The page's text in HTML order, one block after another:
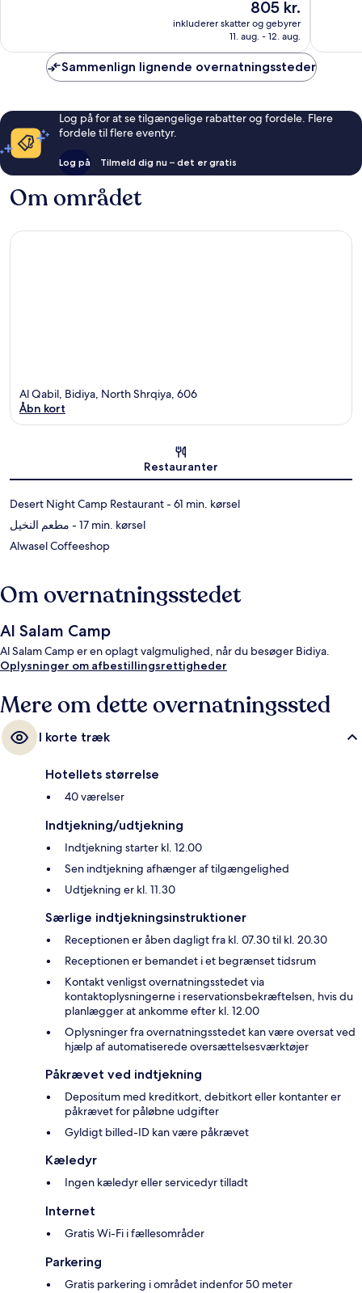
anmeldelser
Prisen
805 kr.
805 kr.
inkluderer skatter og gebyrer
11. aug. - 12. aug.
Sammenlign lignende overnatningssteder
Log på for at se tilgængelige rabatter og fordele. Flere
fordele til flere eventyr.
Log på Tilmeld dig nu – det er gratis
Om området
Kort
Al Qabil, Bidiya, North Shrqiya, 606
Åbn kort
Restauranter
‪Desert Night Camp Restaurant - ‬61 min. kørsel
‪مطعم النخيل - ‬17 min. kørsel
Alwasel Coffeeshop
Om overnatningsstedet
Al Salam Camp
Al Salam Camp er en oplagt valgmulighed, når du besøger Bidiya.
Oplysninger om afbestillingsrettigheder
Mere om dette overnatningssted
I korte træk
Hotellets størrelse
40 værelser
Indtjekning/udtjekning
Indtjekning starter kl. 12.00
Sen indtjekning afhænger af tilgængelighed
Udtjekning er kl. 11.30
Særlige indtjekningsinstruktioner
Receptionen er åben dagligt fra kl. 07.30 til kl. 20.30
Receptionen er bemandet i et begrænset tidsrum
Kontakt venligst overnatningsstedet via
kontaktoplysningerne i reservationsbekræftelsen, hvis du
planlægger at ankomme efter kl. 12.00
Oplysninger fra overnatningsstedet kan være oversat ved
hjælp af automatiserede oversættelsesværktøjer
Påkrævet ved indtjekning
Depositum med kreditkort, debitkort eller kontanter er
påkrævet for påløbne udgifter
Gyldigt billed-ID kan være påkrævet
Kæledyr
Ingen kæledyr eller servicedyr tilladt
Internet
Gratis Wi-Fi i fællesområder
Parkering
Gratis parkering i området indenfor 50 meter